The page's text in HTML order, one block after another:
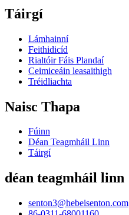
Táirgí
Lámhainní
Feithidicíd
Rialtóir Fáis Plandaí
Ceimiceáin leasaithigh
Tréidliachta
Naisc Thapa
Fúinn
Déan Teagmháil Linn
Táirgí
déan teagmháil linn
senton3@hebeisenton.com